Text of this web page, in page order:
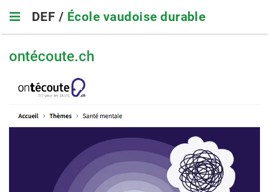
main
navigation
DEF / École vaudoise durable
ontécoute.ch